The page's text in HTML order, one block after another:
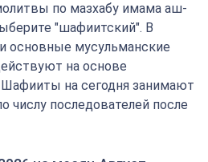
по мазхабу имама аш-
"шафиитский". В
основные мусульманские
на основе
на сегодня занимают
числу последователей после